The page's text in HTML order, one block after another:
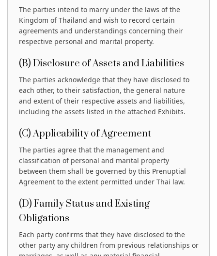
The parties intend to marry under the laws of the
Kingdom of Thailand and wish to record certain
agreements and understandings concerning their
respective personal and marital property.
(B) Disclosure of Assets and Liabilities
The parties acknowledge that they have disclosed to
each other, to their satisfaction, the general nature
and extent of their respective assets and liabilities,
including the assets listed in the attached Exhibits.
(C) Applicability of Agreement
The parties agree that the management and
classification of personal and marital property
between them shall be governed by this Prenuptial
Agreement to the extent permitted under Thai law.
(D) Family Status and Existing
Obligations
Each party confirms that they have disclosed to the
other party any children from previous relationships or